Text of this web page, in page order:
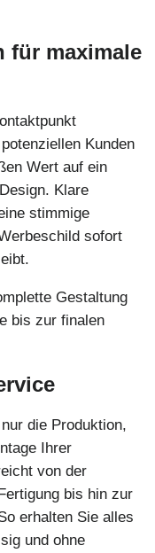
für maximale
Kunden
Wert auf ein
Klare
stimmige
sofort
Gestaltung
bis zur finalen
die Produktion,
Ihrer
von der
bis hin zur
erhalten Sie alles
und ohne